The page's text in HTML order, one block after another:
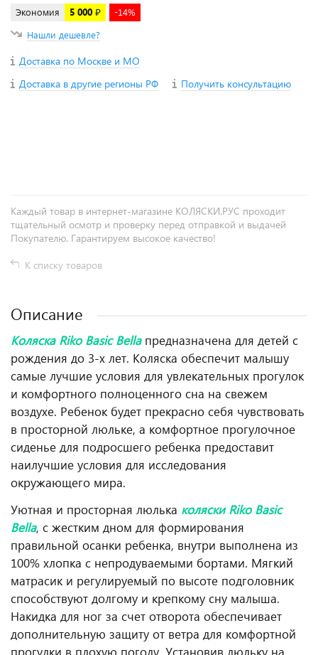
Экономия 5 000 ₽
-14%
Нашли дешевле?
Доставка по Москве и МО
Доставка в другие регионы РФ
Получить консультацию
Каждый товар в интернет-магазине КОЛЯСКИ.РУС проходит
тщательный осмотр и проверку перед отправкой и выдачей
Покупателю. Гарантируем высокое качество!
К списку товаров
Описание
Коляска Riko Basic Bella предназначена для детей с
рождения до 3-х лет. Коляска обеспечит малышу
самые лучшие условия для увлекательных прогулок
и комфортного полноценного сна на свежем
воздухе. Ребенок будет прекрасно себя чувствовать
в просторной люльке, а комфортное прогулочное
сиденье для подросшего ребенка предоставит
наилучшие условия для исследования
окружающего мира.
Уютная и просторная люлька коляски Riko Basic
Bella, с жестким дном для формирования
правильной осанки ребенка, внутри выполнена из
100% хлопка с непродуваемыми бортами. Мягкий
матрасик и регулируемый по высоте подголовник
способствуют долгому и крепкому сну малыша.
Накидка для ног за счет отворота обеспечивает
дополнительную защиту от ветра для комфортной